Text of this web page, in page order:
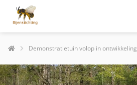
Demonstratietuin volop in ontwikkeling